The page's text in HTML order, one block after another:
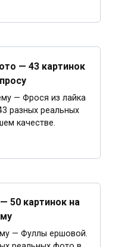
— 43 картинок
— Фрося из лайка
разных реальных
качестве.
50 картинок на
— Фуллы ершовой.